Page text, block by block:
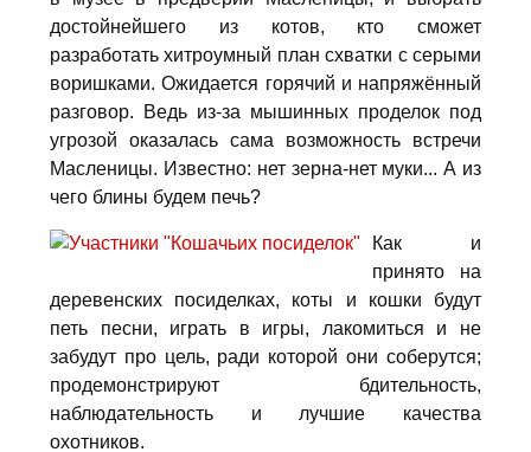
достойнейшего из котов, кто сможет
разработать хитроумный план схватки с серыми
воришками. Ожидается горячий и напряжённый
разговор. Ведь из-за мышинных проделок под
угрозой оказалась сама возможность встречи
Масленицы. Известно: нет зерна-нет муки... А из
чего блины будем печь?
Как и
принято на
деревенских посиделках, коты и кошки будут
петь песни, играть в игры, лакомиться и не
забудут про цель, ради которой они соберутся;
продемонстрируют бдительность,
наблюдательность и лучшие качества
охотников.